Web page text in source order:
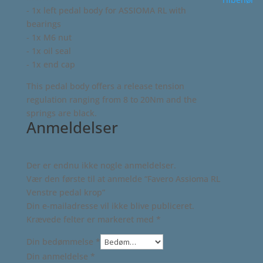
- 1x left pedal body for ASSIOMA RL with
bearings
- 1x M6 nut
- 1x oil seal
- 1x end cap
This pedal body offers a release tension
regulation ranging from 8 to 20Nm and the
springs are black.
Anmeldelser
Der er endnu ikke nogle anmeldelser.
Vær den første til at anmelde “Favero Assioma RL
Venstre pedal krop”
Din e-mailadresse vil ikke blive publiceret.
Krævede felter er markeret med *
Din bedømmelse *
Din anmeldelse *